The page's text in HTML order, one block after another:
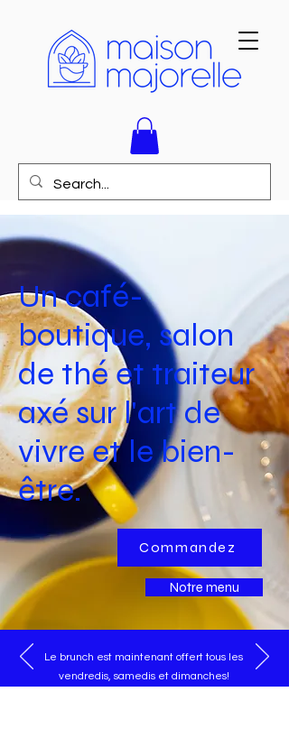
Un café-
boutique, salon
de thé et traiteur
axé sur l'art de
vivre et le bien-
être.
Commandez
Notre menu
Le brunch est maintenant offert tous les
vendredis, samedis et dimanches!